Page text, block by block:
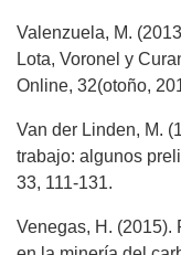
Valenzuela, M.
Lota, Voronel y
Online, 32(otoño,
Van der Linden, M.
trabajo: algunos
33, 111-131.
Venegas, H. (2015).